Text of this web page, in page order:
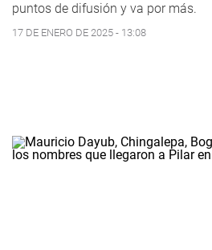
puntos de difusión y va por más.
17 DE ENERO DE 2025 - 13:08